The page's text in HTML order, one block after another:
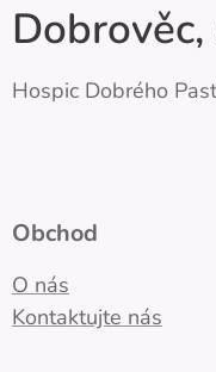
Dobrověc,
Hospic Dobrého
Obchod
O nás
Kontaktujte nás